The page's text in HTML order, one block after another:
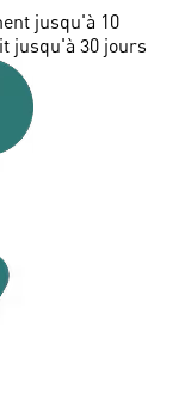
jusqu'à 10
jusqu'à 30 jours